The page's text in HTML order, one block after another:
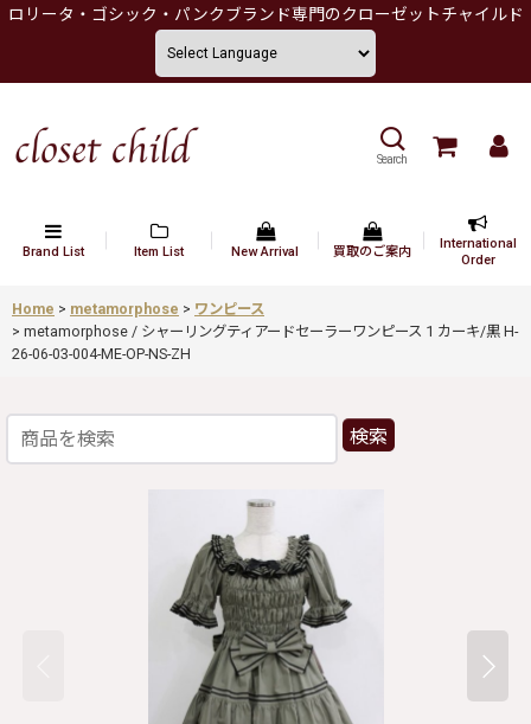
ロリータ・ゴシック・パンクブランド専門のクローゼットチャイルド
Search
Brand List Item List New Arrival 買取のご案内
International
Order
Home > metamorphose > ワンピース
> metamorphose / シャーリングティアードセーラーワンピース 1 カーキ/黒 H-
26-06-03-004-ME-OP-NS-ZH
検索